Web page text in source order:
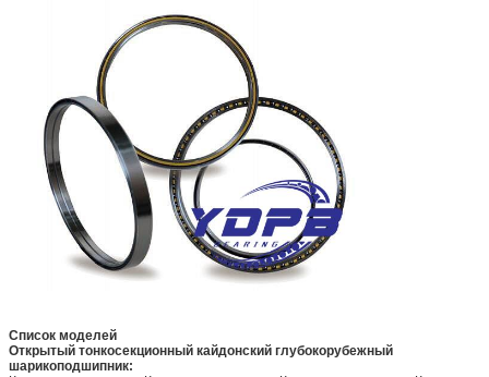
Список моделей
Открытый тонкосекционный кайдонский глубокорубежный
шарикоподшипник: